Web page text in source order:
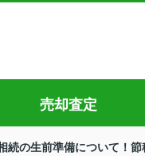
売却査定
続の生前準備について！